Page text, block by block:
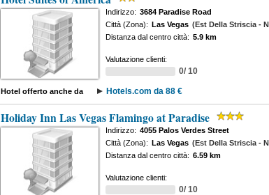
Indirizzo: 3684 Paradise Road
Città (Zona): Las Vegas (Est Della Striscia -
Distanza dal centro città: 5.9 km
Valutazione clienti:
0/ 10
Hotel offerto anche da Hotels.com da 88 €
Holiday Inn Las Vegas Flamingo at Paradise
Indirizzo: 4055 Palos Verdes Street
Città (Zona): Las Vegas (Est Della Striscia -
Distanza dal centro città: 6.59 km
Valutazione clienti:
0/ 10